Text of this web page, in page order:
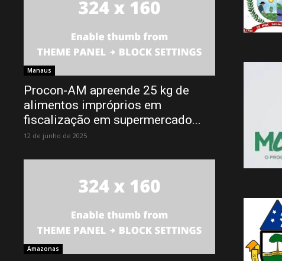
Manaus
Procon-AM apreende 25 kg de
alimentos impróprios em
fiscalização em supermercado...
12 de junho de 2025
Amazonas